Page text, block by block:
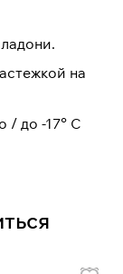
на
/ до -17° C